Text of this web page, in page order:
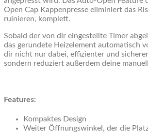
Open Cap Kappenpresse eliminiert das
ruinieren, komplett.
Sobald der von dir eingestellte Timer
das gerundete Heizelement automatisch
dir nicht nur dabei, effizienter und
sondern reduziert außerdem deine
Features:
Kompaktes Design
Weiter Öffnungswinkel, der die